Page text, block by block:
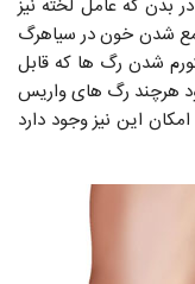
بدن که عامل لخته نیز
شدن خون در سیاهرگ
شدن رگ ها که قابل
هرچند رگ های واریس
این نیز وجود دارد